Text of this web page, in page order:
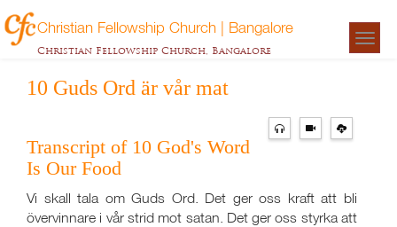
Christian Fellowship Church | Bangalore
Christian Fellowship Church, Bangalore
10 Guds Ord är vår mat
Transcript of 10 God's Word
Is Our Food
Vi skall tala om Guds Ord. Det ger oss kraft att bli
övervinnare i vår strid mot satan. Det ger oss styrka att